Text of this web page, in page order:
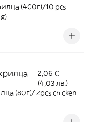
(400г)/10 pcs
2,06 €
(4,03 лв.)
(80г)/ 2pcs chicken